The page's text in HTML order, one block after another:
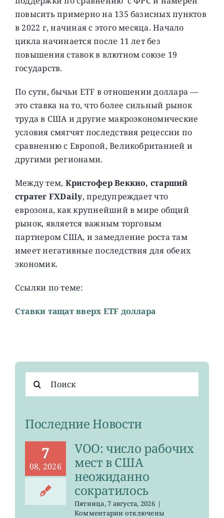
повысить примерно на 135 базисных пунктов
в 2022 г, начиная с этого месяца. Начало
цикла начинается после 11 лет без
повышения ставок в влютном союзе 19
государств.
По сути, бычьи ETF в отношении доллара —
это ставка на то, что более сильный рынок
труда в США и другие макроэкономические
условия смягчят последствия рецессии по
сравнению с Европой, Великобританией и
другими регионами.
Между тем, Кристофер Веккио, старший
стратег FXDaily, предупреждает что
еврозона, как крупнейший в мире общий
рынок, является важным торговым
партнером США, и замедление роста там
имеет негативные последствия для обеих
экономик.
Ссылки по теме:
Ставки тащат вверх ETF доллара
поиска:
Последние Новости
7
08, 2026
VOO: число рабочих
мест в США
неожиданно
сократилось
Пятница, 7 августа, 2026 |
Комментариикотключены